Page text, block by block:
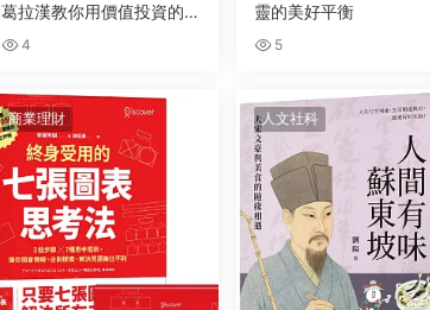
葛拉漢教你用價值投資的智
慧，找回富足與踏實的生活
4
靈的美好平衡
5
商業理財 人文社科